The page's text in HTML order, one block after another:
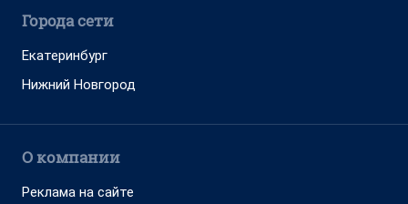
Города сети
Екатеринбург
Нижний Новгород
О компании
Реклама на сайте